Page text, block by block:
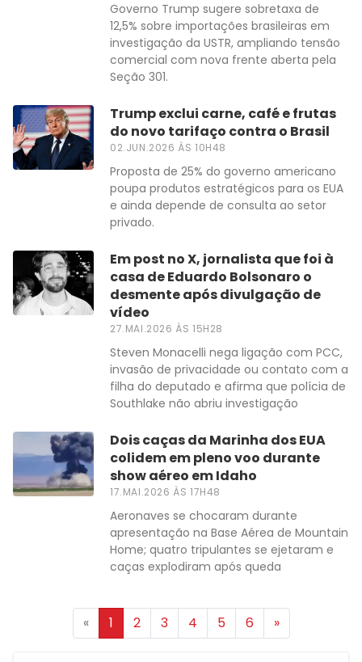
Governo Trump sugere sobretaxa de
12,5% sobre importações brasileiras em
investigação da USTR, ampliando tensão
comercial com nova frente aberta pela
Seção 301.
Trump exclui carne, café e frutas
do novo tarifaço contra o Brasil
02.JUN.2026 ÀS 10H48
Proposta de 25% do governo americano
poupa produtos estratégicos para os EUA
e ainda depende de consulta ao setor
privado.
Em post no X, jornalista que foi à
casa de Eduardo Bolsonaro o
desmente após divulgação de
vídeo
27.MAI.2026 ÀS 15H28
Steven Monacelli nega ligação com PCC,
invasão de privacidade ou contato com a
filha do deputado e afirma que polícia de
Southlake não abriu investigação
Dois caças da Marinha dos EUA
colidem em pleno voo durante
show aéreo em Idaho
17.MAI.2026 ÀS 17H48
Aeronaves se chocaram durante
apresentação na Base Aérea de Mountain
Home; quatro tripulantes se ejetaram e
caças explodiram após queda
« 1 2 3 4 5 6 »